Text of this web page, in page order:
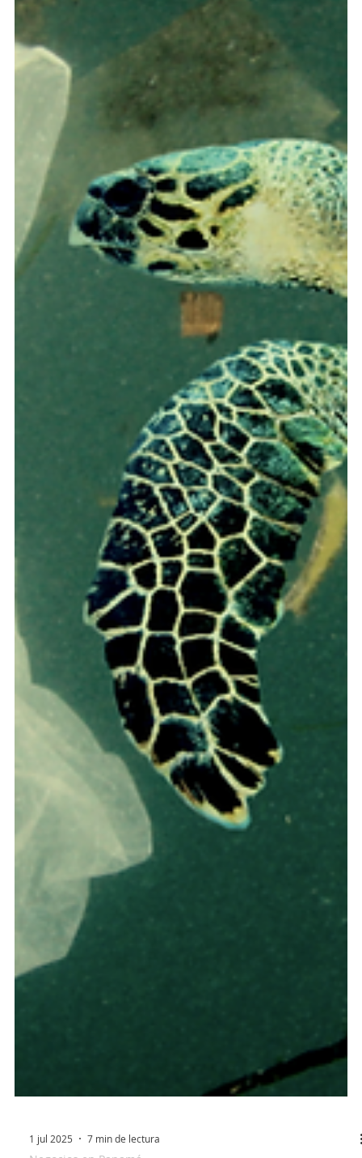
7 min de lectura
Inversión en Salud, Healthtech y
Farmacéutica en América Latina y el Caribe
La salud en América Latina y el Caribe es una inversión
estratégica con alto retorno en productividad y bienestar. A
pesar de desafíos como el acceso limitado a servicios y la
fragmentación de datos, la región ha visto surgir más de
1200 empresas de innovación en salud. La inversión en
healthtech ha crecido, aunque con correcciones en 2023.
Panamá emerge como un centro estratégico para la
inversión en salud, healthtech y farmacéutica, gracias a su
ubicación, conectividad e in